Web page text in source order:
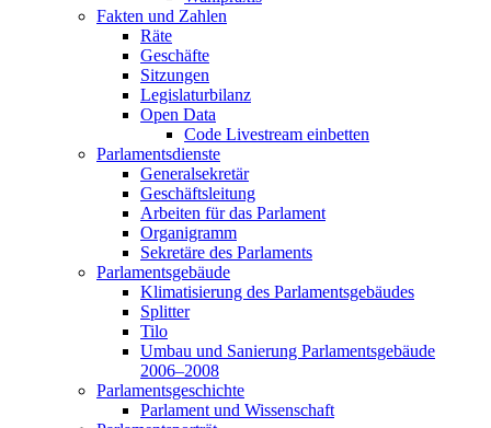
Fakten und Zahlen
Räte
Geschäfte
Sitzungen
Legislaturbilanz
Open Data
Code Livestream einbetten
Parlamentsdienste
Generalsekretär
Geschäftsleitung
Arbeiten für das Parlament
Organigramm
Sekretäre des Parlaments
Parlamentsgebäude
Klimatisierung des Parlamentsgebäudes
Splitter
Tilo
Umbau und Sanierung Parlamentsgebäude
2006–2008
Parlamentsgeschichte
Parlament und Wissenschaft